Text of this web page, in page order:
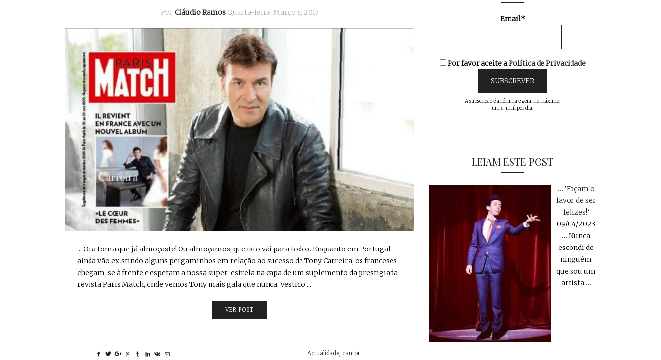
Por Cláudio Ramos Quarta-feira, Março 8, 2017
... Ora toma que já almoçaste! Ou almoçamos, que isto vai para todos. Enquanto em Portugal
ainda vão existindo alguns pergaminhos em relação ao sucesso de Tony Carreira, os franceses
chegam-se à frente e espetam a nossa super-estrela na capa de um suplemento da prestigiada
revista Paris Match, onde vemos Tony mais galã que nunca. Vestido ...
VER POST
Actualidade, cantor
Email*
Por favor aceite aPolítica de Privacidade
A subscrição é anónima e gera, no máximo,
um e-mail por dia.
LEIAM ESTE POST
… ‘Façam o
favor de ser
felizes!’
09/04/2023
… Nunca
escondi de
ninguém
que sou um
artista…